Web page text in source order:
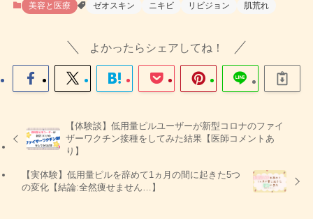
美容と医療 ゼオスキン ニキビ リビジョン 肌荒れ
よかったらシェアしてね！
【体験談】低用量ピルユーザーが新型コロナのファイ
ザーワクチン接種をしてみた結果【医師コメントあ
り】
【実体験】低用量ピルを辞めて1ヵ月の間に起きた5つ
の変化【結論:全然痩せません…】